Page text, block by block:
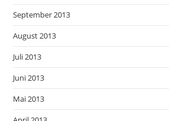
September 2013
August 2013
Juli 2013
Juni 2013
Mai 2013